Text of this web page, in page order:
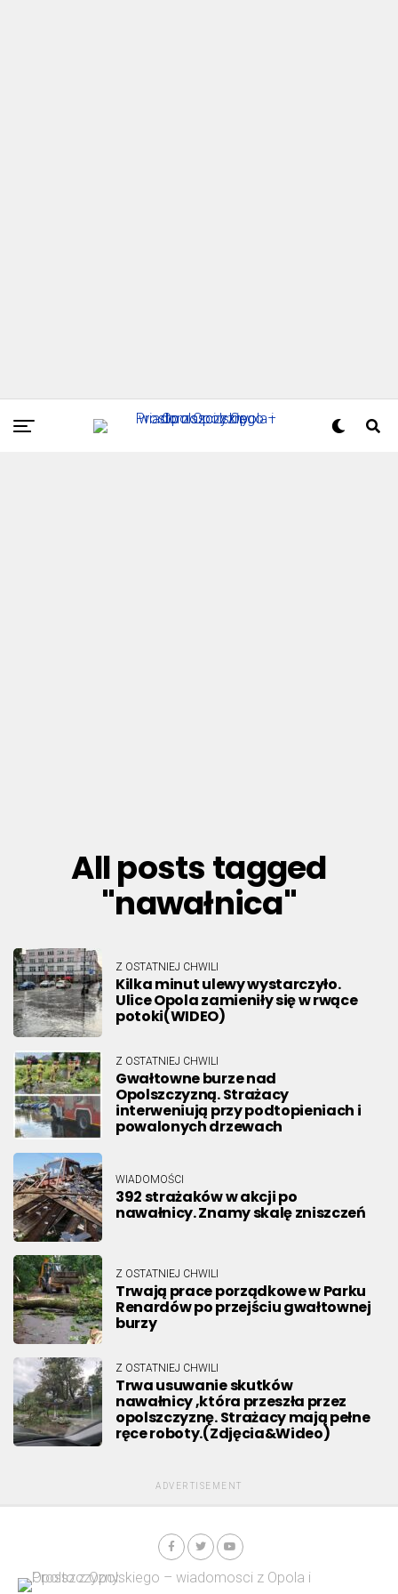
All posts tagged
"nawałnica"
Z OSTATNIEJ CHWILI
Kilka minut ulewy wystarczyło.
Ulice Opola zamieniły się w rwące
potoki(WIDEO)
Z OSTATNIEJ CHWILI
Gwałtowne burze nad
Opolszczyzną. Strażacy
interweniują przy podtopieniach i
powalonych drzewach
WIADOMOŚCI
392 strażaków w akcji po
nawałnicy. Znamy skalę zniszczeń
Z OSTATNIEJ CHWILI
Trwają prace porządkowe w Parku
Renardów po przejściu gwałtownej
burzy
Z OSTATNIEJ CHWILI
Trwa usuwanie skutków
nawałnicy ,która przeszła przez
opolszczyznę. Strażacy mają pełne
ręce roboty.(Zdjęcia&Wideo)
ADVERTISEMENT